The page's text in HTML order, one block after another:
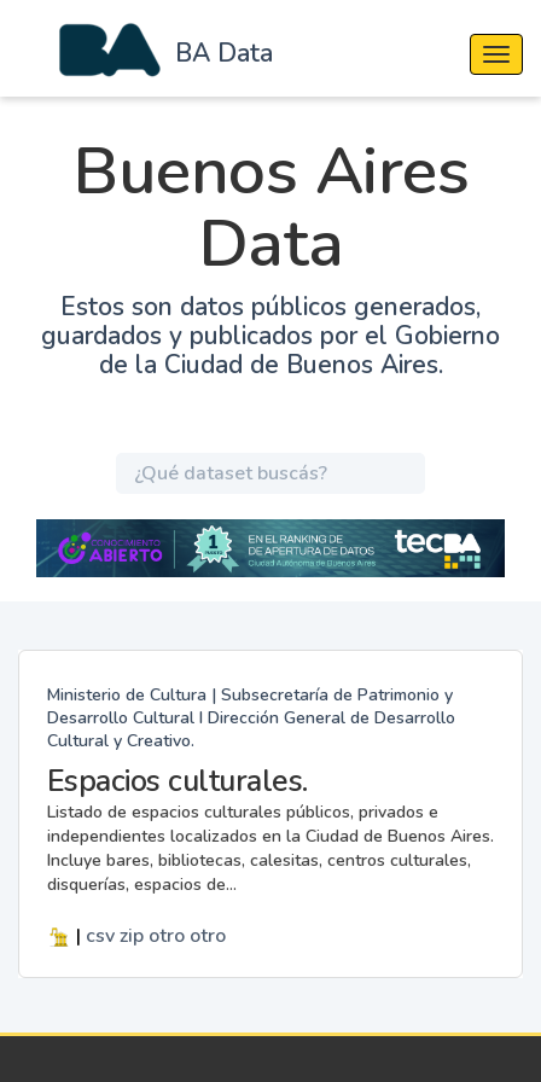
BA Data
Buenos Aires
Data
Estos son datos públicos generados,
guardados y publicados por el Gobierno
de la Ciudad de Buenos Aires.
Ministerio de Cultura | Subsecretaría de Patrimonio y
Desarrollo Cultural I Dirección General de Desarrollo
Cultural y Creativo.
Espacios culturales.
Listado de espacios culturales públicos, privados e
independientes localizados en la Ciudad de Buenos Aires.
Incluye bares, bibliotecas, calesitas, centros culturales,
disquerías, espacios de...
| csv zip otro otro